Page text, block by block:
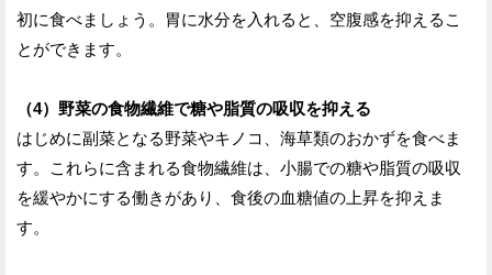
初に食べましょう。胃に水分を入れると、空腹感を抑えるこ
とができます。
（4）野菜の食物繊維で糖や脂質の吸収を抑える
はじめに副菜となる野菜やキノコ、海草類のおかずを食べま
す。これらに含まれる食物繊維は、小腸での糖や脂質の吸収
を緩やかにする働きがあり、食後の血糖値の上昇を抑えま
す。